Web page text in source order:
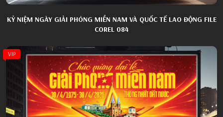
KỶ NIỆM NGÀY GIẢI PHÓNG MIỀN NAM VÀ QUỐC TẾ LAO ĐỘNG FILE
COREL 084
VIP